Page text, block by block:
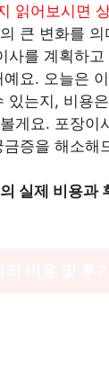
읽어보시면
큰 변화를 의
사를 계획하
요. 오늘은
있는지, 비용
게요. 포장이
증을 해소해
실제 비용과